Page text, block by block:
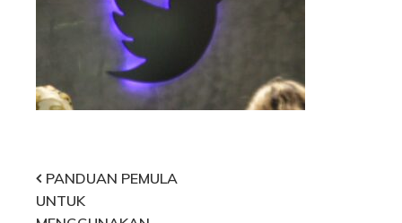
Post
PANDUAN PEMULA
UNTUK